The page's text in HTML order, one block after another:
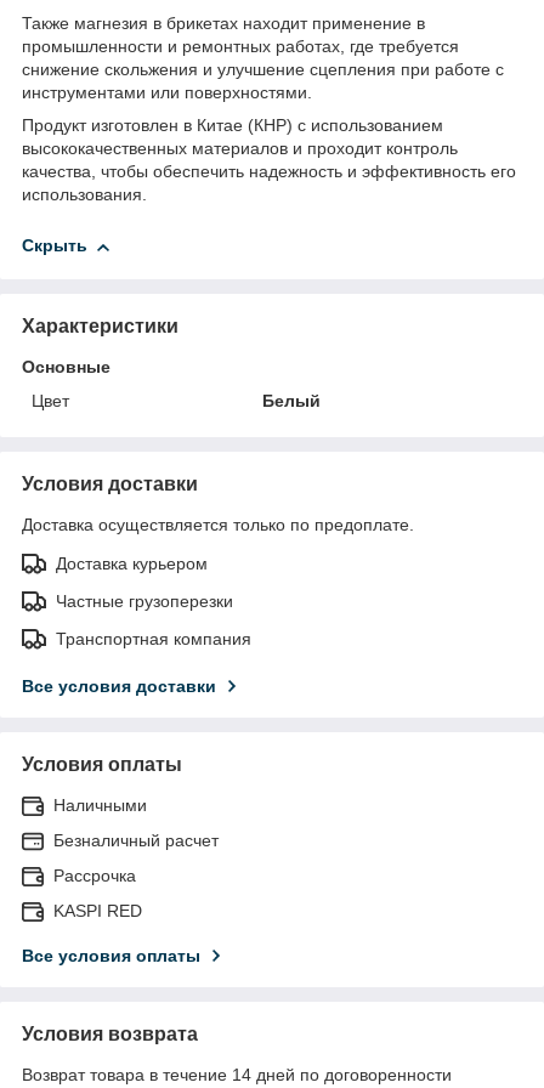
Также магнезия в брикетах находит применение в
промышленности и ремонтных работах, где требуется
снижение скольжения и улучшение сцепления при работе с
инструментами или поверхностями.
Продукт изготовлен в Китае (КНР) с использованием
высококачественных материалов и проходит контроль
качества, чтобы обеспечить надежность и эффективность его
использования.
Скрыть
Характеристики
Основные
Цвет
Белый
Условия доставки
Доставка осуществляется только по предоплате.
Доставка курьером
Частные грузоперезки
Транспортная компания
Все условия доставки
Условия оплаты
Наличными
Безналичный расчет
Рассрочка
KASPI RED
Все условия оплаты
Условия возврата
Возврат товара в течение 14 дней по договоренности